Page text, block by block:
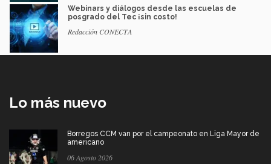
Webinars y diálogos desde las escuelas de
posgrado del Tec ¡sin costo!
Redacción CONECTA
Lo más nuevo
Borregos CCM van por el campeonato en Liga Mayor de
americano
06 Agosto 2026